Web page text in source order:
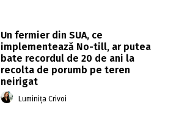
Un fermier din SUA, ce
implementează No-till, ar putea
bate recordul de 20 de ani la
recolta de porumb pe teren
neirigat
Luminița Crivoi